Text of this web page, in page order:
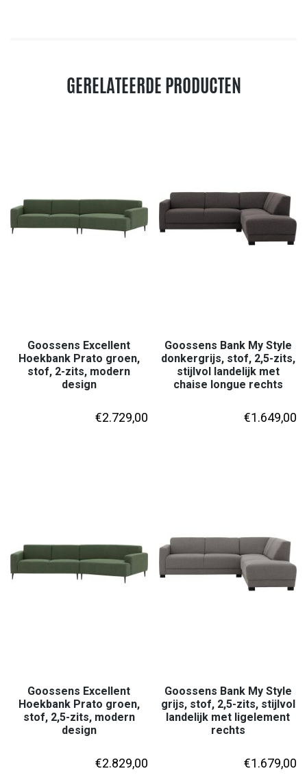
GERELATEERDE PRODUCTEN
Goossens Excellent
Hoekbank Prato groen,
stof, 2-zits, modern
design
€2.729,00
Goossens Bank My Style
donkergrijs, stof, 2,5-zits,
stijlvol landelijk met
chaise longue rechts
€1.649,00
Goossens Excellent
Hoekbank Prato groen,
stof, 2,5-zits, modern
design
€2.829,00
Goossens Bank My Style
grijs, stof, 2,5-zits, stijlvol
landelijk met ligelement
rechts
€1.679,00